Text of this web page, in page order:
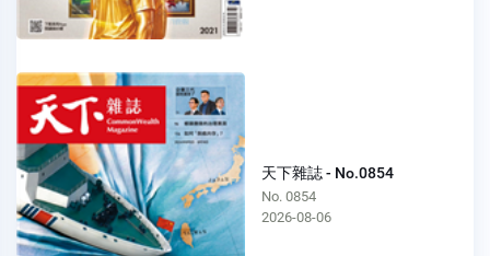
天下雜誌 - No.0854
No. 0854
2026-08-06